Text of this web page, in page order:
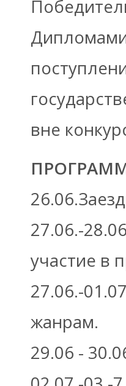
вне
27.06.-
участие в
27.06.-
жанрам.
29.06 -